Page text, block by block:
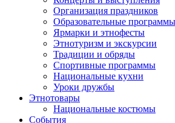
Организация праздников
Образовательные программы
Ярмарки и этнофесты
Этнотуризм и экскурсии
Традиции и обряды
Спортивные программы
Национальные кухни
Уроки дружбы
Этнотовары
Национальные костюмы
События